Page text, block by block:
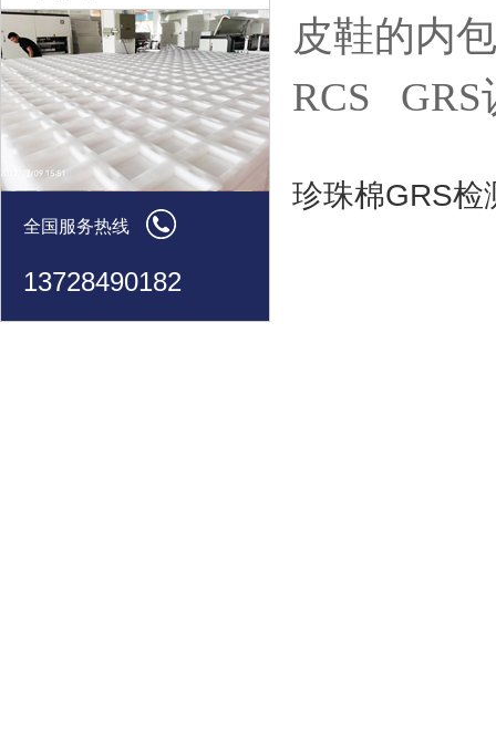
全国服务热线
13728490182
皮鞋的内
RCS GRS
珍珠棉GRS检